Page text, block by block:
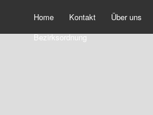
Home Kontakt Über uns
Bezirksordnung